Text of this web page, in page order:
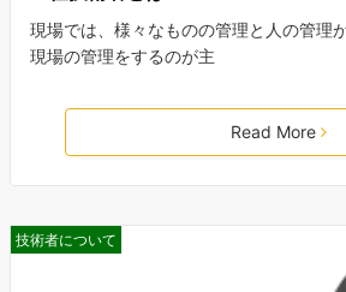
現場では、様々なものの管理と人の管理
現場の管理をするのが主
Read More
技術者について